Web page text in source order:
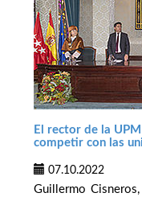
El rector de la
competir con las
07.10.2022
Guillermo